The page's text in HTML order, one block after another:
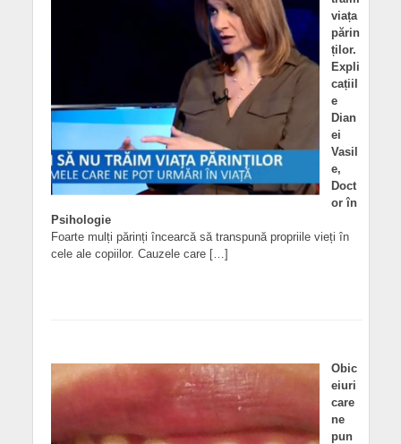
viața
părin
ților.
Expli
cațiil
e
Dian
ei
Vasil
e,
Doct
or în
Psihologie
Foarte mulți părinți încearcă să transpună propriile vieți în
cele ale copiilor. Cauzele care […]
Obic
eiuri
care
ne
pun